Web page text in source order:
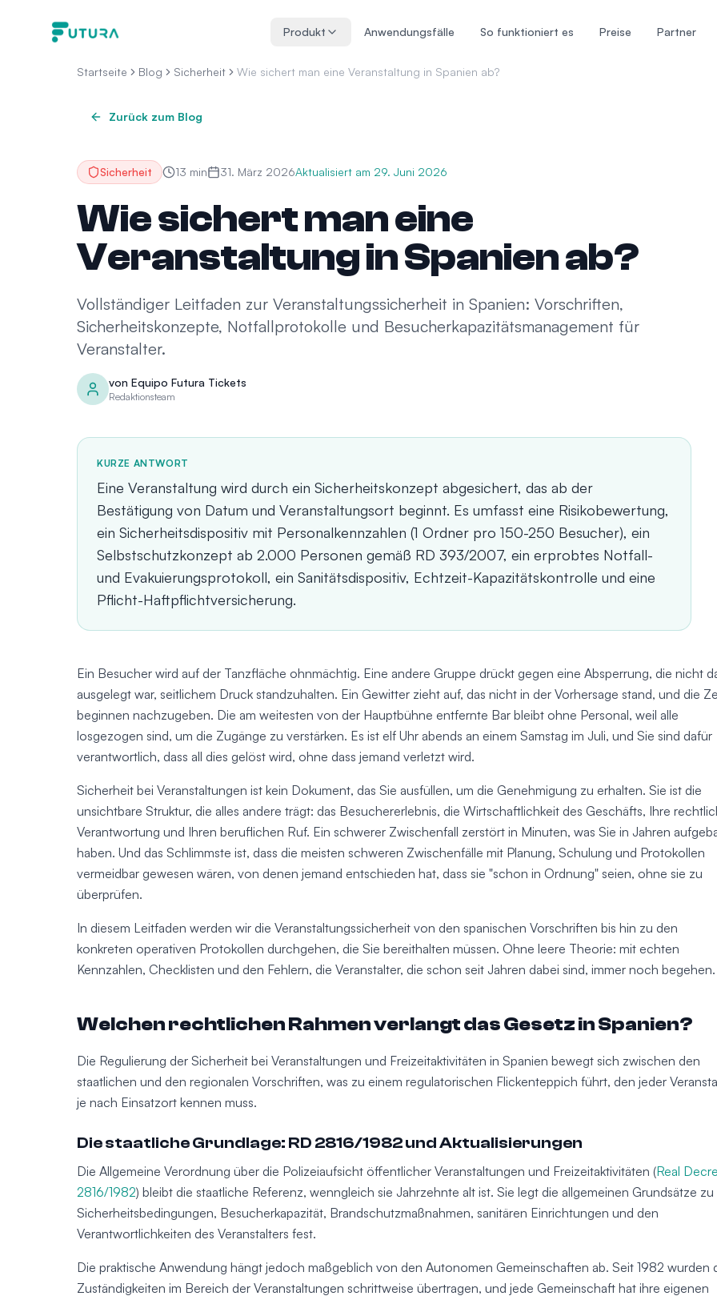
Produkt Anwendungsfälle So funktioniert es Preise Partner
Startseite Blog Sicherheit Wie sichert man eine Veranstaltung in Spanien ab?
Zurück zum Blog
Sicherheit 13 min 31. März 2026Aktualisiert am 29. Juni 2026
Wie sichert man eine
Veranstaltung in Spanien ab?
Vollständiger Leitfaden zur Veranstaltungssicherheit in Spanien: Vorschriften,
Sicherheitskonzepte, Notfallprotokolle und Besucherkapazitätsmanagement für
Veranstalter.
von Equipo Futura Tickets
Redaktionsteam
KURZE ANTWORT
Eine Veranstaltung wird durch ein Sicherheitskonzept abgesichert, das ab der
Bestätigung von Datum und Veranstaltungsort beginnt. Es umfasst eine Risikobewertung,
ein Sicherheitsdispositiv mit Personalkennzahlen (1 Ordner pro 150-250 Besucher), ein
Selbstschutzkonzept ab 2.000 Personen gemäß RD 393/2007, ein erprobtes Notfall-
und Evakuierungsprotokoll, ein Sanitätsdispositiv, Echtzeit-Kapazitätskontrolle und eine
Pflicht-Haftpflichtversicherung.
Ein Besucher wird auf der Tanzfläche ohnmächtig. Eine andere Gruppe drückt gegen eine Absperrung, die nicht
ausgelegt war, seitlichem Druck standzuhalten. Ein Gewitter zieht auf, das nicht in der Vorhersage stand, und die
beginnen nachzugeben. Die am weitesten von der Hauptbühne entfernte Bar bleibt ohne Personal, weil alle
losgezogen sind, um die Zugänge zu verstärken. Es ist elf Uhr abends an einem Samstag im Juli, und Sie sind dafür
verantwortlich, dass all dies gelöst wird, ohne dass jemand verletzt wird.
Sicherheit bei Veranstaltungen ist kein Dokument, das Sie ausfüllen, um die Genehmigung zu erhalten. Sie ist die
unsichtbare Struktur, die alles andere trägt: das Besuchererlebnis, die Wirtschaftlichkeit des Geschäfts, Ihre
Verantwortung und Ihren beruflichen Ruf. Ein schwerer Zwischenfall zerstört in Minuten, was Sie in Jahren
haben. Und das Schlimmste ist, dass die meisten schweren Zwischenfälle mit Planung, Schulung und Protokollen
vermeidbar gewesen wären, von denen jemand entschieden hat, dass sie "schon in Ordnung" seien, ohne sie zu
überprüfen.
In diesem Leitfaden werden wir die Veranstaltungssicherheit von den spanischen Vorschriften bis hin zu den
konkreten operativen Protokollen durchgehen, die Sie bereithalten müssen. Ohne leere Theorie: mit echten
Kennzahlen, Checklisten und den Fehlern, die Veranstalter, die schon seit Jahren dabei sind, immer noch begehen.
Welchen rechtlichen Rahmen verlangt das Gesetz in Spanien?
Die Regulierung der Sicherheit bei Veranstaltungen und Freizeitaktivitäten in Spanien bewegt sich zwischen den
staatlichen und den regionalen Vorschriften, was zu einem regulatorischen Flickenteppich führt, den jeder
je nach Einsatzort kennen muss.
Die staatliche Grundlage: RD 2816/1982 und Aktualisierungen
Die Allgemeine Verordnung über die Polizeiaufsicht öffentlicher Veranstaltungen und Freizeitaktivitäten (Real
2816/1982) bleibt die staatliche Referenz, wenngleich sie Jahrzehnte alt ist. Sie legt die allgemeinen Grundsätze zu
Sicherheitsbedingungen, Besucherkapazität, Brandschutzmaßnahmen, sanitären Einrichtungen und den
Verantwortlichkeiten des Veranstalters fest.
Die praktische Anwendung hängt jedoch maßgeblich von den Autonomen Gemeinschaften ab. Seit 1982 wurden
Zuständigkeiten im Bereich der Veranstaltungen schrittweise übertragen, und jede Gemeinschaft hat ihre eigenen